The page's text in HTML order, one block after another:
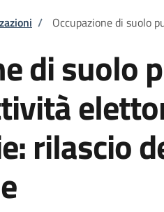
/ Occupazione di suolo
di suolo
rilascio